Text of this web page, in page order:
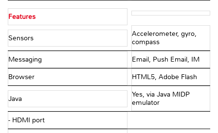
Features
Sensors
Accelerometer, gyro,
compass
Messaging Email, Push Email, IM
Browser HTML5, Adobe Flash
Java
Yes, via Java MIDP
emulator
- HDMI port